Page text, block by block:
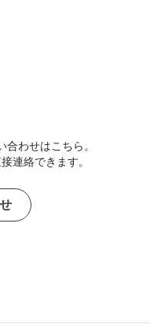
わせはこちら。
連絡できます。